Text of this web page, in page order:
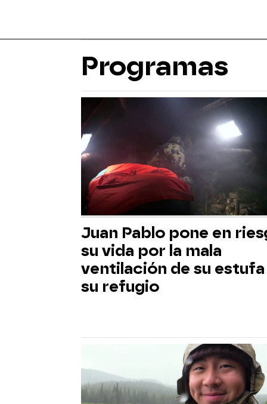
Programas
Juan Pablo pone en
su vida por la mala
ventilación de su estufa
su refugio